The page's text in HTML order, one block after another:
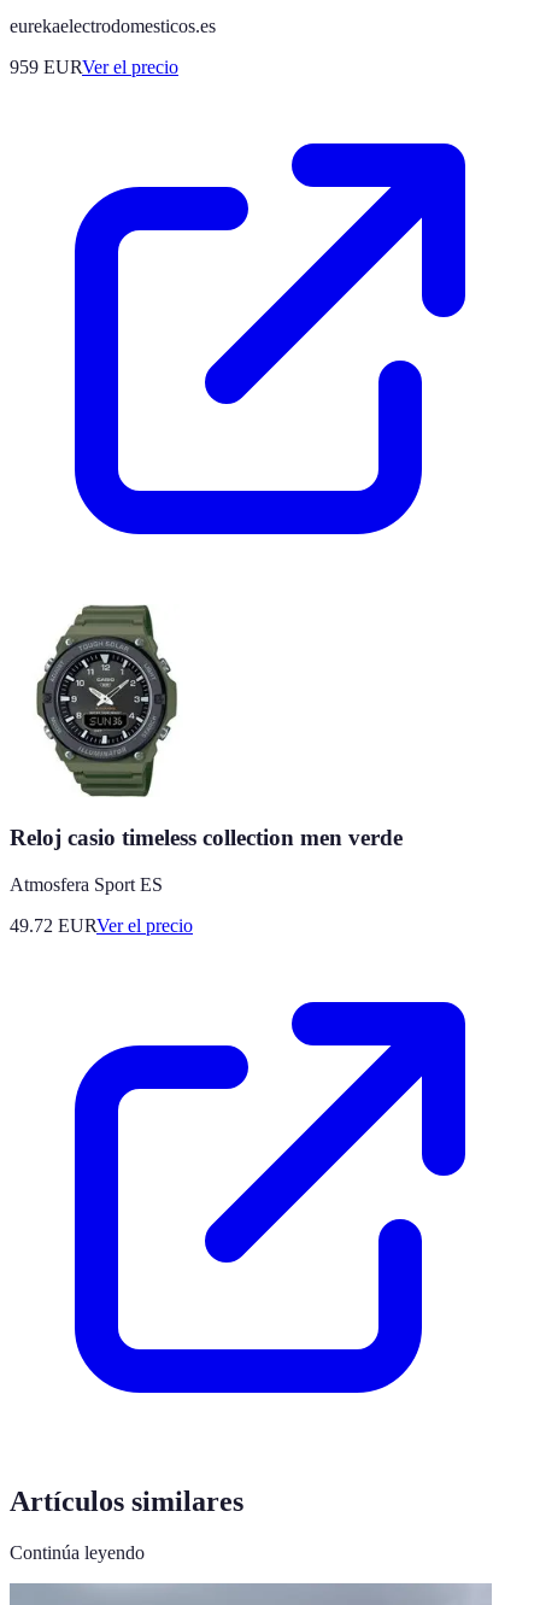
eurekaelectrodomesticos.es
959 EURVer el precio
Reloj casio timeless collection men verde
Atmosfera Sport ES
49.72 EURVer el precio
Artículos similares
Continúa leyendo